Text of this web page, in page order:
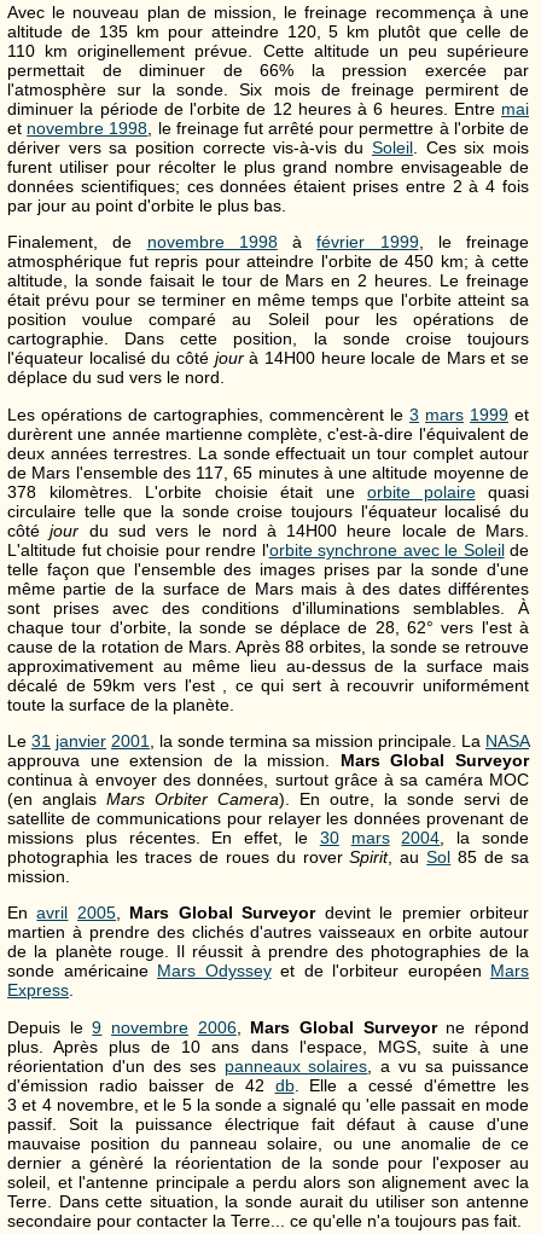
Avec le nouveau plan de mission, le freinage recommença à une
altitude de 135 km pour atteindre 120, 5 km plutôt que celle de
110 km originellement prévue. Cette altitude un peu supérieure
permettait de diminuer de 66% la pression exercée par
l'atmosphère sur la sonde. Six mois de freinage permirent de
diminuer la période de l'orbite de 12 heures à 6 heures. Entre mai
et novembre 1998 , le freinage fut arrêté pour permettre à l'orbite de
dériver vers sa position correcte vis-à-vis du Soleil. Ces six mois
furent utiliser pour récolter le plus grand nombre envisageable de
données scientifiques; ces données étaient prises entre 2 à 4 fois
par jour au point d'orbite le plus bas.
Finalement, de novembre 1998àfévrier 1999, le freinage
atmosphérique fut repris pour atteindre l'orbite de 450 km; à cette
altitude, la sonde faisait le tour de Mars en 2 heures. Le freinage
était prévu pour se terminer en même temps que l'orbite atteint sa
position voulue comparé au Soleil pour les opérations de
cartographie. Dans cette position, la sonde croise toujours
l'équateur localisé du côté jourà 14H00 heure locale de Mars et se
déplace du sud vers le nord.
Les opérations de cartographies, commencèrent le 3 mars 1999 et
durèrent une année martienne complète, c'est-à-dire l'équivalent de
deux années terrestres. La sonde effectuait un tour complet autour
de Mars l'ensemble des 117, 65 minutes à une altitude moyenne de
378 kilomètres. L'orbite choisie était une orbite polairequasi
circulaire telle que la sonde croise toujours l'équateur localisé du
côtéjour du sud vers le nord à 14H00 heure locale de Mars.
L'altitude fut choisie pour rendre l'orbite synchrone avec le Soleilde
telle façon que l'ensemble des images prises par la sonde d'une
même partie de la surface de Mars mais à des dates différentes
sont prises avec des conditions d'illuminations semblables. À
chaque tour d'orbite, la sonde se déplace de 28, 62° vers l'est à
cause de la rotation de Mars. Après 88 orbites, la sonde se retrouve
approximativement au même lieu au-dessus de la surface mais
décalé de 59km vers l'est , ce qui sert à recouvrir uniformément
toute la surface de la planète.
Le 31 janvier 2001 , la sonde termina sa mission principale. La NASA
approuva une extension de la mission. Mars Global Surveyor
continua à envoyer des données, surtout grâce à sa caméra MOC
(en anglais Mars Orbiter Camera). En outre, la sonde servi de
satellite de communications pour relayer les données provenant de
missions plus récentes. En effet, le 30 mars 2004 , la sonde
photographia les traces de roues du roverSpirit, auSol 85 de sa
mission.
Enavril 2005, Mars Global Surveyordevint le premier orbiteur
martien à prendre des clichés d'autres vaisseaux en orbite autour
de la planète rouge. Il réussit à prendre des photographies de la
sonde américaine Mars Odysseyet de l'orbiteur européen Mars
Express.
Depuis le9 novembre 2006, Mars Global Surveyorne répond
plus. Après plus de 10 ans dans l'espace, MGS, suite à une
réorientation d'un des ses panneaux solaires , a vu sa puissance
d'émission radio baisser de 42 db. Elle a cessé d'émettre les
3 et 4 novembre, et le 5 la sonde a signalé qu 'elle passait en mode
passif. Soit la puissance électrique fait défaut à cause d'une
mauvaise position du panneau solaire, ou une anomalie de ce
dernier a génèré la réorientation de la sonde pour l'exposer au
soleil, et l'antenne principale a perdu alors son alignement avec la
Terre. Dans cette situation, la sonde aurait du utiliser son antenne
secondaire pour contacter la Terre... ce qu'elle n'a toujours pas fait.